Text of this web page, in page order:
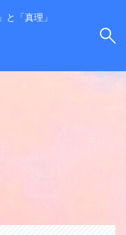
と「真理」